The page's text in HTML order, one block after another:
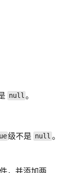
null 。
级不是 null 。
，并添加两